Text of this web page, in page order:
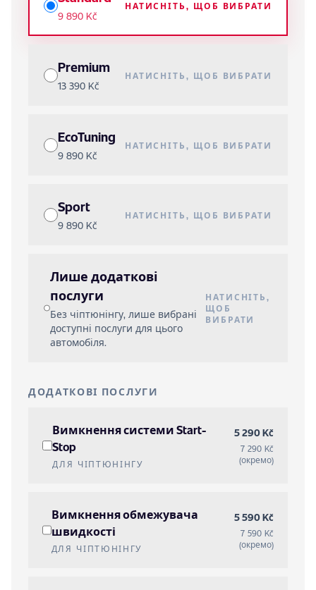
9 890 Kč
НАТИСНІТЬ, ЩОБ ВИБРАТИ
Premium
13 390 Kč
НАТИСНІТЬ, ЩОБ ВИБРАТИ
EcoTuning
9 890 Kč
НАТИСНІТЬ, ЩОБ ВИБРАТИ
Sport
9 890 Kč
НАТИСНІТЬ, ЩОБ ВИБРАТИ
Лише додаткові
послуги
Без чіптюнінгу, лише вибрані
доступні послуги для цього
автомобіля.
НАТИСНІТЬ,
ЩОБ
ВИБРАТИ
ДОДАТКОВІ ПОСЛУГИ
Вимкнення системи Start-
Stop
ДЛЯ ЧІПТЮНІНГУ
5 290 Kč
7 290 Kč
(окремо)
Вимкнення обмежувача
швидкості
ДЛЯ ЧІПТЮНІНГУ
5 590 Kč
7 590 Kč
(окремо)